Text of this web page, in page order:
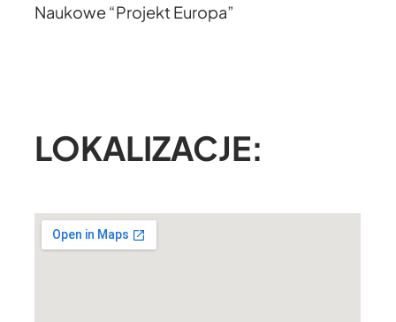
Naukowe “Projekt Europa”
LOKALIZACJE: